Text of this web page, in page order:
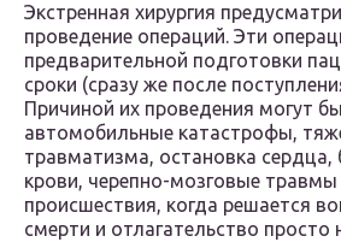
Экстренная хирургия
проведение операций. Эти
предварительной подготовки
сроки (сразу же после
Причиной их проведения могут
автомобильные катастрофы,
травматизма, остановка сердца,
крови, черепно-мозговые травмы
происшествия, когда решается
смерти и отлагательство просто